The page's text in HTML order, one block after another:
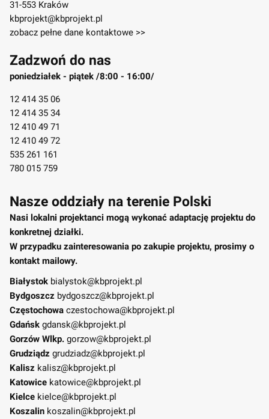
31-553 Kraków
kbprojekt@kbprojekt.pl
zobacz pełne dane kontaktowe >>
Zadzwoń do nas
poniedziałek - piątek /8:00 - 16:00/
12 414 35 06
12 414 35 34
12 410 49 71
12 410 49 72
535 261 161
780 015 759
Nasze oddziały na terenie Polski
Nasi lokalni projektanci mogą wykonać adaptację projektu do
konkretnej działki.
W przypadku zainteresowania po zakupie projektu, prosimy o
kontakt mailowy.
Białystok bialystok@kbprojekt.pl
Bydgoszcz bydgoszcz@kbprojekt.pl
Częstochowa czestochowa@kbprojekt.pl
Gdańsk gdansk@kbprojekt.pl
Gorzów Wlkp. gorzow@kbprojekt.pl
Grudziądz grudziadz@kbprojekt.pl
Kalisz kalisz@kbprojekt.pl
Katowice katowice@kbprojekt.pl
Kielce kielce@kbprojekt.pl
Koszalin koszalin@kbprojekt.pl